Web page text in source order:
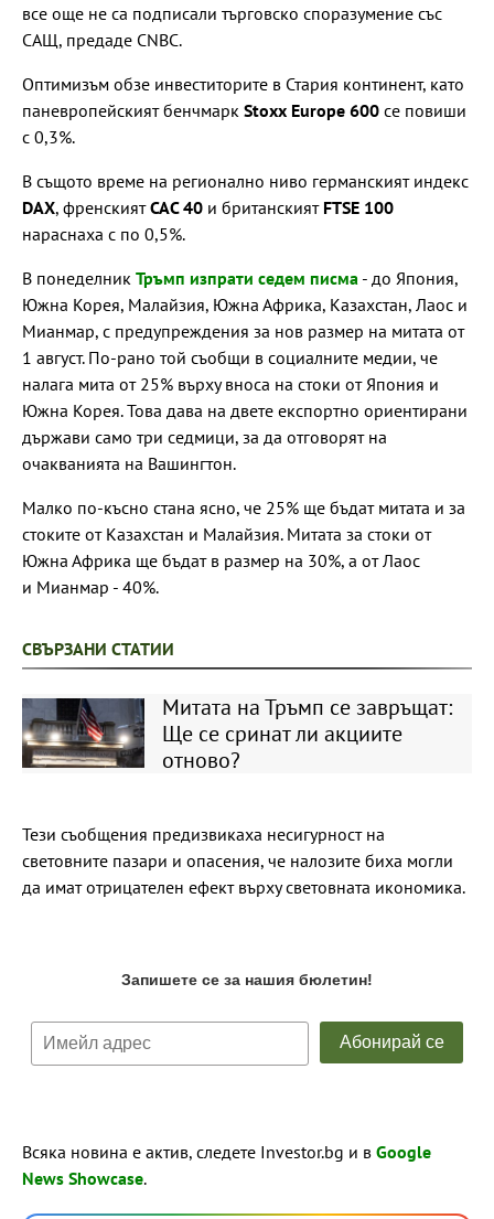
все още не са подписали търговско споразумение със
САЩ, предаде CNBC.
Оптимизъм обзе инвеститорите в Стария континент, като
паневропейският бенчмарк Stoxx Europe 600 се повиши
с 0,3%.
В същото време на регионално ниво германският индекс
DAX, френскиятCAC 40 и британският FTSE 100
нараснаха с по 0,5%.
В понеделник Тръмп изпрати седем писма - до Япония,
Южна Корея, Малайзия, Южна Африка, Казахстан, Лаос и
Мианмар, с предупреждения за нов размер на митата от
1 август. По-рано той съобщи в социалните медии, че
налага мита от 25% върху вноса на стоки от Япония и
Южна Корея. Това дава на двете експортно ориентирани
държави само три седмици, за да отговорят на
очакванията на Вашингтон.
Малко по-късно стана ясно, че 25% ще бъдат митата и за
стоките от Казахстан и Малайзия. Митата за стоки от
Южна Африка ще бъдат в размер на 30%, а от Лаос
и Мианмар - 40%.
СВЪРЗАНИ СТАТИИ
Митата на Тръмп се завръщат:
Ще се сринат ли акциите
отново?
Тези съобщения предизвикаха несигурност на
световните пазари и опасения, че налозите биха могли
да имат отрицателен ефект върху световната икономика.
Всяка новина е актив, следете Investor.bg и в Google
News Showcase.